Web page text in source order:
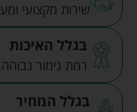
שירות מקצועי
בגלל האיכות
רמת גימור
בגלל המחיר